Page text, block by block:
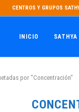
CENTROS Y GRUPOS
INICIO
por "Concentración"